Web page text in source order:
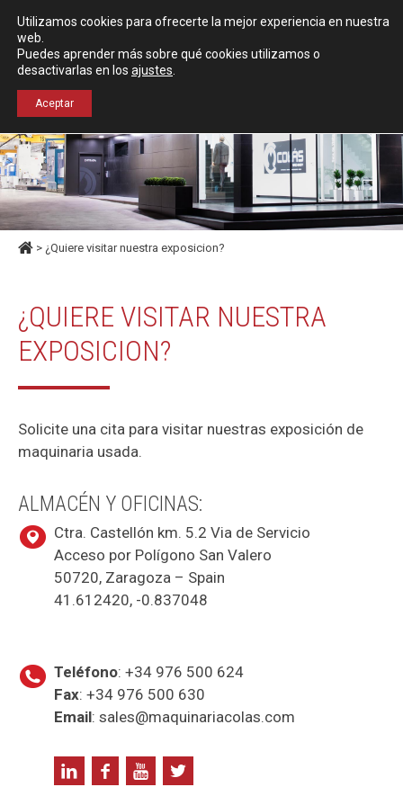
Localización Español English
> ¿Quiere visitar nuestra exposicion?
¿QUIERE VISITAR NUESTRA
EXPOSICION?
Solicite una cita para visitar nuestras exposición de
maquinaria usada.
ALMACÉN Y OFICINAS:
Ctra. Castellón km. 5.2 Via de Servicio
Acceso por Polígono San Valero
50720, Zaragoza – Spain
41.612420, -0.837048
Teléfono: +34 976 500 624
Fax: +34 976 500 630
Email: sales@maquinariacolas.com
Utilizamos cookies para ofrecerte la mejor experiencia en nuestra
web.
Puedes aprender más sobre qué cookies utilizamos o
desactivarlas en los ajustes
Aceptar